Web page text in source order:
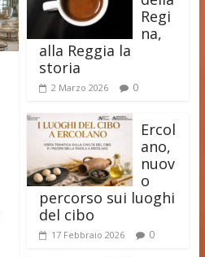
Regi
na,
alla Reggia la
storia
2 Marzo 2026 0
Ercol
ano,
nuov
o
percorso sui luoghi
del cibo
17 Febbraio 2026 0